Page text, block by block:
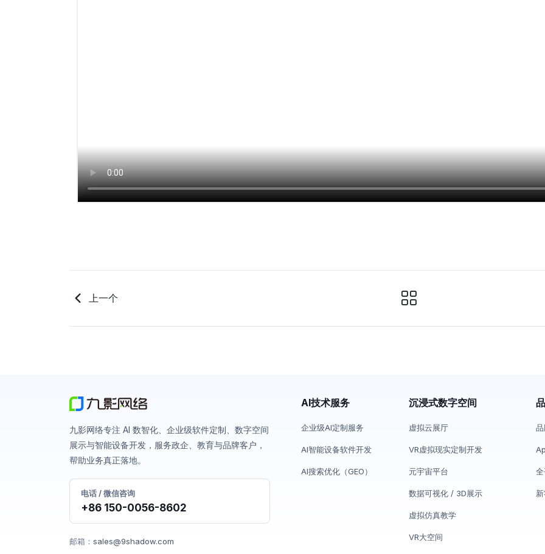
上一个
九影网络专注 AI 数智化、企业级软件定制、数字空间
展示与智能设备开发，服务政企、教育与品牌客户，
帮助业务真正落地。
电话 / 微信咨询
+86 150-0056-8602
邮箱： sales@9shadow.com
AI技术服务
企业级AI定制服务
AI智能设备软件开发
AI搜索优化（GEO）
沉浸式数字空间
虚拟云展厅
VR虚拟现实定制开发
元宇宙平台
数据可视化 / 3D展示
虚拟仿真教学
VR大空间